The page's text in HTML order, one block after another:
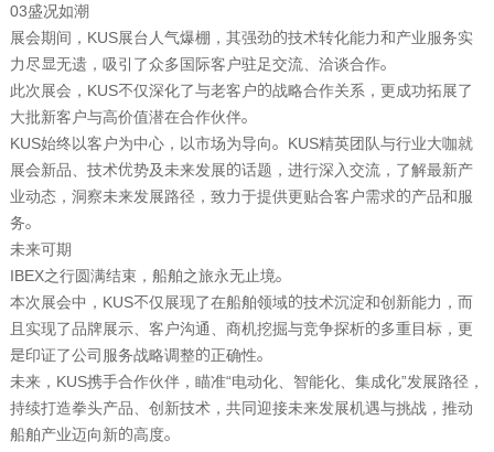
03盛况如潮
展会期间， KUS展台人气爆棚，其强劲的技术转化能力和产业服务实
力尽显无遗，吸引了众多国际客户驻足交流、洽谈合作。
此次展会， KUS不仅深化了与老客户的战略合作关系，更成功拓展了
大批新客户与高价值潜在合作伙伴。
KUS始终以客户为中心，以市场为导向。 KUS精英团队与行业大咖就
展会新品、技术优势及未来发展的话题，进行深入交流，了解最新产
业动态，洞察未来发展路径，致力于提供更贴合客户需求的产品和服
务。
未来可期
IBEX之行圆满结束，船舶之旅永无止境。
本次展会中， KUS不仅展现了在船舶领域的技术沉淀和创新能力，而
且实现了品牌展示、客户沟通、商机挖掘与竞争探析的多重目标，更
是印证了公司服务战略调整的正确性。
未来， KUS携手合作伙伴，瞄准“电动化、智能化、集成化”发展路径，
持续打造拳头产品、创新技术，共同迎接未来发展机遇与挑战，推动
船舶产业迈向新的高度。